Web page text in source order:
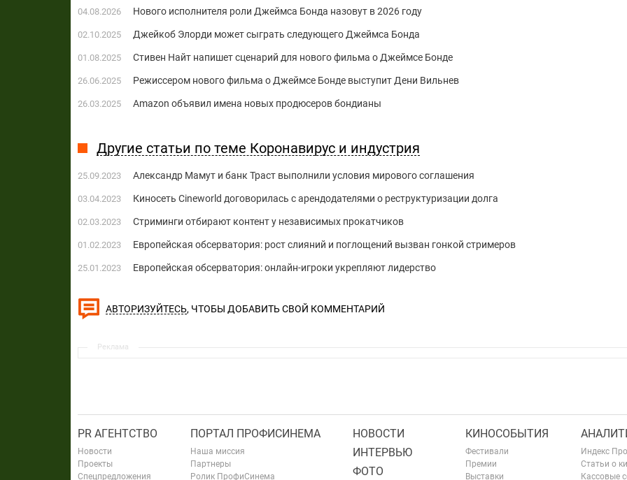
04.08.2026 Нового исполнителя роли Джеймса Бонда назовут в 2026 году
02.10.2025 Джейкоб Элорди может сыграть следующего Джеймса Бонда
01.08.2025 Стивен Найт напишет сценарий для нового фильма о Джеймсе Бонде
26.06.2025 Режиссером нового фильма о Джеймсе Бонде выступит Дени Вильнев
26.03.2025 Amazon объявил имена новых продюсеров бондианы
Другие статьи по теме Коронавирус и индустрия
25.09.2023 Александр Мамут и банк Траст выполнили условия мирового соглашения
03.04.2023 Киносеть Cineworld договорилась с арендодателями о реструктуризации долга
02.03.2023 Стриминги отбирают контент у независимых прокатчиков
01.02.2023 Европейская обсерватория: рост слияний и поглощений вызван гонкой стримеров
25.01.2023 Европейская обсерватория: онлайн-игроки укрепляют лидерство
АВТОРИЗУЙТЕСЬ, ЧТОБЫ ДОБАВИТЬ СВОЙ КОММЕНТАРИЙ
Реклама
PR АГЕНТСТВО
Новости
Проекты
Спецпредложения
ПОРТАЛ ПРОФИСИНЕМА
Наша миссия
Партнеры
Ролик ПрофиСинема
НОВОСТИ
ИНТЕРВЬЮ
ФОТО
КИНОСОБЫТИЯ
Фестивали
Премии
Выставки
Индекс
Статьи о
Кассовые